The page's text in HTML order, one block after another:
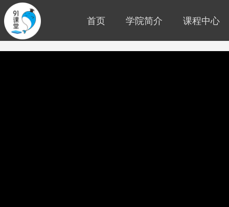
首页 学院简介 课程中心